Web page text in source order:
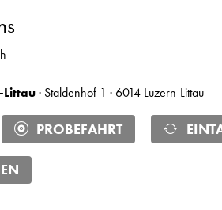
Littau· Staldenhof 1 · 6014 Luzern-Littau
PROBEFAHRT